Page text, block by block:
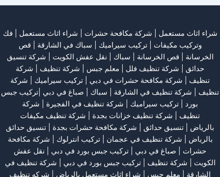
شراء اثاث مستعمل شركة مكافحة حشرات شراء اثاث مستعمل
فك
وتركيب مكيفات | تركيب سيراميك | سباك في الشارقة
قص
الخرسانة | قص الخرسانة | سباك نقل عفش الكويت
شركة تنسيق
حدائق
شركة تنظيف فلل معلم جبس شركة تنظيف
شركة
تنظيف
شركة مكافحة حشرات في دبي تركيب سيراميك
شركة
تنظيف
شركة تنظيف في الشارقة | سباك | صباغ في دبي |تركيب جبس
بورد | تركيب سيراميك شركة تنظيف في الفجيرة
شركة
تنظيف
شركة تنظيف خزانات بجدة
شركة تنظيف مكيفات
بالرياض
تنسيق حدائق شركة مكافحة حشرات بجدة
تنسيق حدائق
بالرياض
شركة تنظيف في عجمان | تركيب انترلوك | شركة مكافحة
حشرات
صباغ في دبي تركيب جبس بورد في دبي
نقل عفش
الكويت
شركة تنظيف |تركيب جبس بورد في دبي
شركة تنظيف في
الشارقة
معلم جبس شراء اثاث مستعمل بالرياض شركه تنظيف